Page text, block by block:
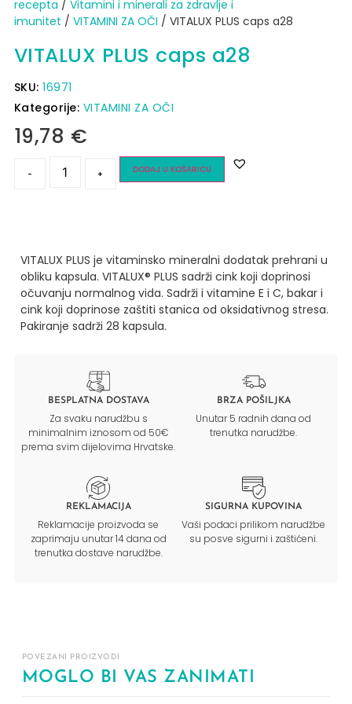
recepta / Vitamini i minerali za zdravlje i
imunitet / VITAMINI ZA OČI / VITALUX PLUS caps a28
VITALUX PLUS caps a28
SKU:16971
Kategorije: VITAMINI ZA OČI
19,78 €
- + DODAJ U KOŠARICU
VITALUX PLUS je vitaminsko mineralni dodatak prehrani u
obliku kapsula. VITALUX® PLUS sadrži cink koji doprinosi
očuvanju normalnog vida. Sadrži i vitamine E i C, bakar i
cink koji doprinose zaštiti stanica od oksidativnog stresa.
Pakiranje sadrži 28 kapsula.
BESPLATNA DOSTAVA
Za svaku narudžbu s
minimalnim iznosom od 50€
prema svim dijelovima Hrvatske.
BRZA POŠILJKA
Unutar 5 radnih dana od
trenutka narudžbe.
REKLAMACIJA
Reklamacije proizvoda se
zaprimaju unutar 14 dana od
trenutka dostave narudžbe.
SIGURNA KUPOVINA
Vaši podaci prilikom narudžbe
su posve sigurni i zaštićeni.
POVEZANI PROIZVODI
MOGLO BI VAS ZANIMATI